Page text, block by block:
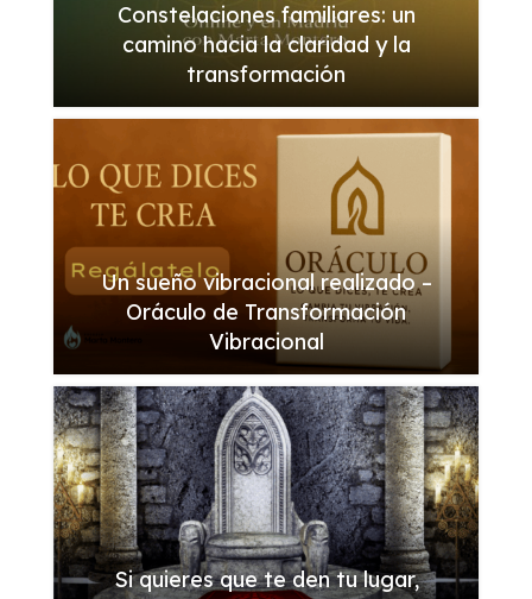
Constelaciones familiares: un
camino hacia la claridad y la
transformación
Un sueño vibracional realizado –
Oráculo de Transformación
Vibracional
Si quieres que te den tu lugar,